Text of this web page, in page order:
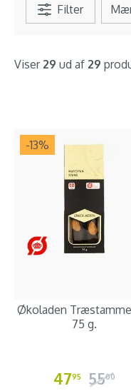
Filter
Viser 29 ud af 29
-13%
Økoladen
75 g.
4795 5500